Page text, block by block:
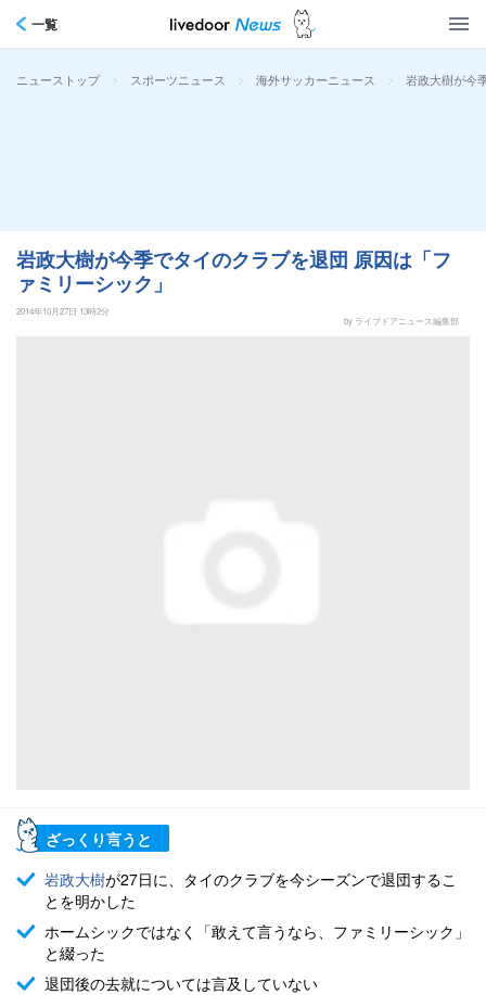
一覧
ニューストップ > スポーツニュース > 海外サッカーニュース > 岩政大樹が今
岩政大樹が今季でタイのクラブを退団 原因は「フ
ァミリーシック」
2014年10月27日 13時2分
by ライブドアニュース編集部
ざっくり言うと
岩政大樹が27日に、タイのクラブを今シーズンで退団するこ
とを明かした
ホームシックではなく「敢えて言うなら、ファミリーシック」
と綴った
退団後の去就については言及していない